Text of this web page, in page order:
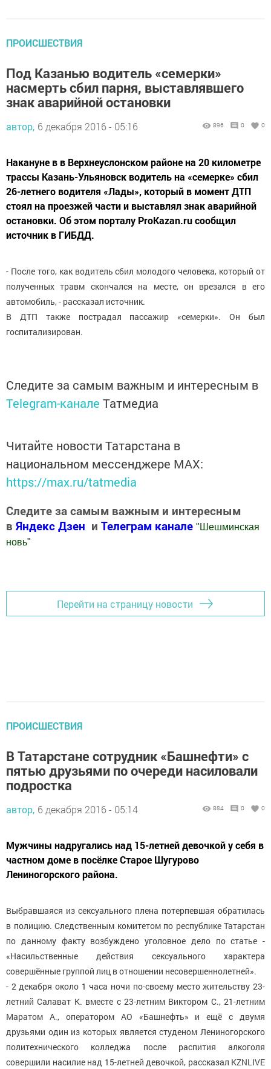
ПРОИСШЕСТВИЯ
Под Казанью водитель «семерки»
насмерть сбил парня, выставлявшего
знак аварийной остановки
автор, 6 декабря 2016 - 05:16 896 0 0
Накануне в в Верхнеуслонском районе на 20 километре
трассы Казань-Ульяновск водитель на «семерке» сбил
26-летнего водителя «Лады», который в момент ДТП
стоял на проезжей части и выставлял знак аварийной
остановки. Об этом порталу ProKazan.ru сообщил
источник в ГИБДД.
- После того, как водитель сбил молодого человека, который от
полученных травм скончался на месте, он врезался в его
автомобиль, - рассказал источник.
В ДТП также пострадал пассажир «семерки». Он был
госпитализирован.
Следите за самым важным и интересным в
Telegram-канале Татмедиа
Читайте новости Татарстана в
национальном мессенджере MАХ:
https://max.ru/tatmedia
Следите за самым важным и интересным
в Яндекс Дзен и Телеграм канале "Шешминская
новь"
Перейти на страницу новости
ПРОИСШЕСТВИЯ
В Татарстане сотрудник «Башнефти» с
пятью друзьями по очереди насиловали
подростка
автор, 6 декабря 2016 - 05:14 884 0 0
Мужчины надругались над 15-летней девочкой у себя в
частном доме в посёлке Старое Шугурово
Лениногорского района.
Выбравшаяся из сексуального плена потерпевшая обратилась
в полицию. Следственным комитетом по республике Татарстан
по данному факту возбуждено уголовное дело по статье -
«Насильственные действия сексуального характера
совершённые группой лиц в отношении несовершеннолетней».
- 2 декабря около 1 часа ночи по-своему место жительству 23-
летний Салават К. вместе с 23-летним Виктором С., 21-летним
Маратом А., оператором АО «Башнефть» и ещё с двумя
друзьями один из которых является студеном Лениногорского
политехнического колледжа после распития алкоголя
совершили насилие над 15-летней девочкой, рассказал KZNLIVE